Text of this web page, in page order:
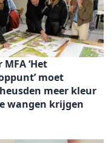
MFA ‘Het
moet
meer kleur
wangen krijgen